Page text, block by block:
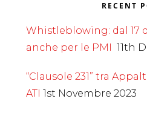
RECENT
Whistleblowing: dal 17
anche per le PMI
11th
“Clausole 231” tra
ATI 1st Novembre 2023